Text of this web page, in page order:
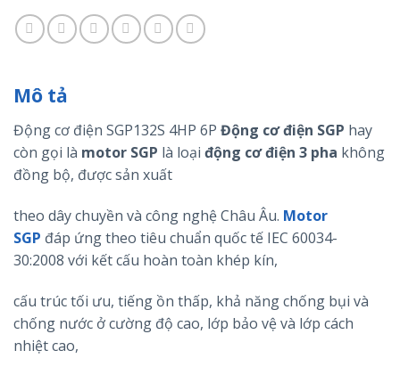
Mô tả
Động cơ điện SGP132S 4HP 6P Động cơ điện SGP hay
còn gọi là motor SGP là loại động cơ điện 3 pha không
đồng bộ, được sản xuất
theo dây chuyền và công nghệ Châu Âu. Motor
SGP đáp ứng theo tiêu chuẩn quốc tế IEC 60034-
30:2008 với kết cấu hoàn toàn khép kín,
cấu trúc tối ưu, tiếng ồn thấp, khả năng chống bụi và
chống nước ở cường độ cao, lớp bảo vệ và lớp cách
nhiệt cao,